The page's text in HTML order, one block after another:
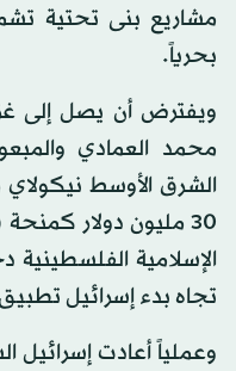
مشاريع بنى تحتية
بحرياً.
ويفترض أن يصل إلى
محمد العمادي
الشرق الأوسط نيكولاي
30 مليون دولار
الإسلامية الفلسطينية
تجاه بدء إسرائيل تطبيق
وعملياً أعادت إسرائيل